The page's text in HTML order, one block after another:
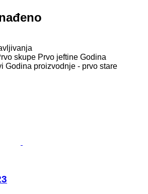
skupe Prvo jeftine Godina
Godina proizvodnje - prvo stare